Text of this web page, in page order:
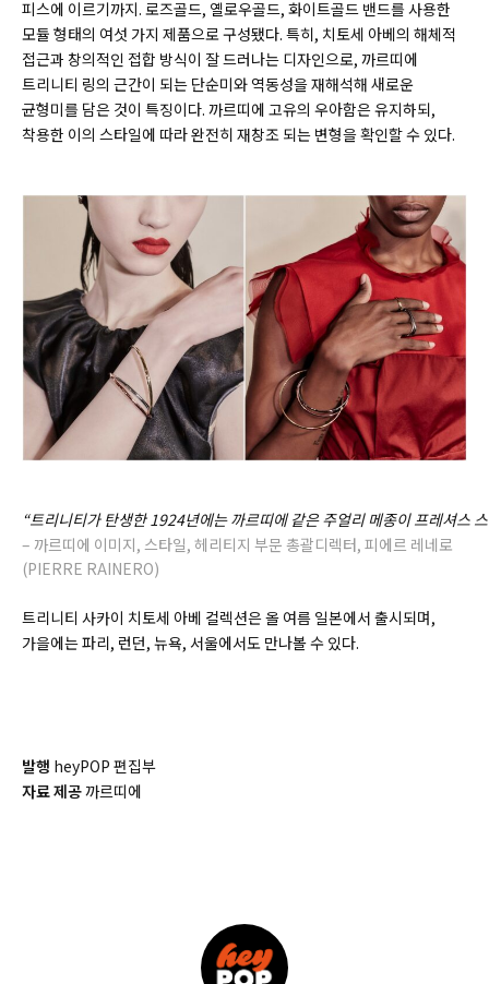
피스에 이르기까지. 로즈골드, 옐로우골드, 화이트골드 밴드를 사용한
모듈 형태의 여섯 가지 제품으로 구성됐다. 특히, 치토세 아베의 해체적
접근과 창의적인 접합 방식이 잘 드러나는 디자인으로, 까르띠에
트리니티 링의 근간이 되는 단순미와 역동성을 재해석해 새로운
균형미를 담은 것이 특징이다. 까르띠에 고유의 우아함은 유지하되,
착용한 이의 스타일에 따라 완전히 재창조 되는 변형을 확인할 수 있다.
“트리니티가 탄생한 1924년에는 까르띠에 같은 주얼리 메종이 프레셔스
– 까르띠에 이미지, 스타일, 헤리티지 부문 총괄디렉터, 피에르 레네로
(PIERRE RAINERO)
트리니티 사카이 치토세 아베 컬렉션은 올 여름 일본에서 출시되며,
가을에는 파리, 런던, 뉴욕, 서울에서도 만나볼 수 있다.
발행 heyPOP 편집부
자료 제공까르띠에